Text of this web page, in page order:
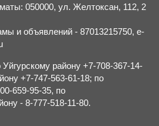
050000, ул. Желтоксан, 112, 2
и объявлений - 87013215750, e-
району +7-708-367-14-
+7-747-563-61-18; по
659-95-35, по
- 8-777-518-11-80.